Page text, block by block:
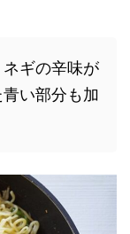
ギの辛味が
い部分も加